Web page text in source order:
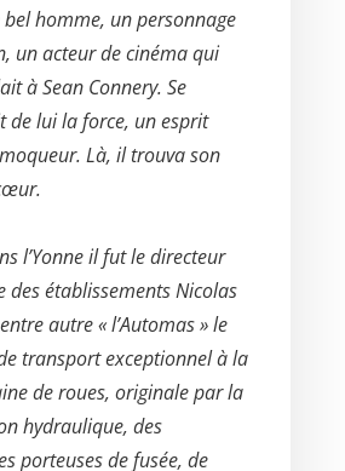
bel homme, unpersonnage
un acteur de cinéma qui
à Sean Connery. Se
de lui la force, un esprit
Là, il trouva son
l’Yonne il fut le directeur
des établissements Nicolas
autre « l’Automas » le
transport exceptionnel à la
de roues, originale par la
hydraulique, des
porteuses de fusée, de